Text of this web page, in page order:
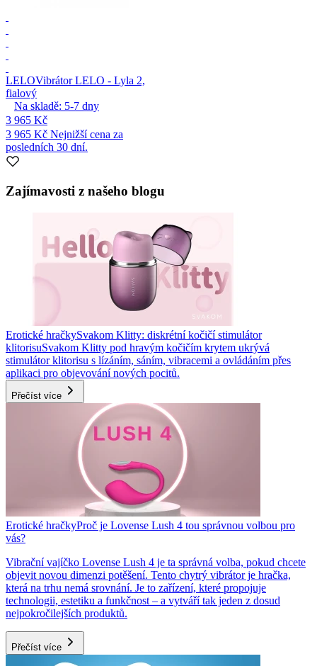
LELOVibrátor LELO - Lyla 2,
fialový
Na skladě: 5-7 dny
3 965 Kč
3 965 Kč Nejnižší cena za
posledních 30 dní.
Zajímavosti z našeho blogu
Erotické hračkySvakom Klitty: diskrétní kočičí stimulátor
klitorisuSvakom Klitty pod hravým kočičím krytem ukrývá
stimulátor klitorisu s lízáním, sáním, vibracemi a ovládáním přes
aplikaci pro objevování nových pocitů.
Přečíst více
Erotické hračkyProč je Lovense Lush 4 tou správnou volbou pro
vás?
Vibrační vajíčko Lovense Lush 4 je ta správná volba, pokud chcete
objevit novou dimenzi potěšení. Tento chytrý vibrátor je hračka,
která na trhu nemá srovnání. Je to zařízení, které propojuje
technologii, estetiku a funkčnost – a vytváří tak jeden z dosud
nejpokročilejších produktů.
Přečíst více